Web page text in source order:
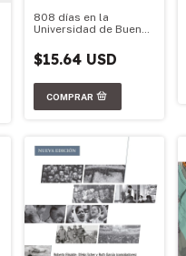
808 días en la
Universidad de Buenos
$15.64 USD